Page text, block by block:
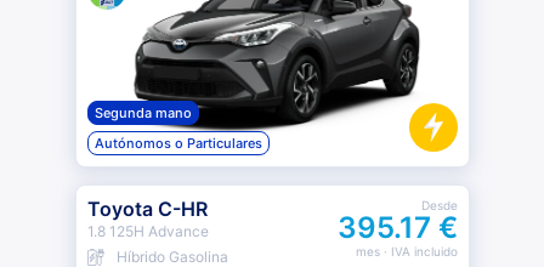
Segunda mano
Autónomos o Particulares
Toyota C-HR
1.8 125H Advance
Híbrido Gasolina
Desde
395.17 €
mes· IVA incluido